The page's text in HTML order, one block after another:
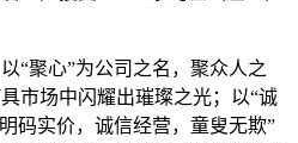
“聚心”为公司之名，聚众人之
市场中闪耀出璀璨之光；以“诚
码实价，诚信经营，童叟无欺”